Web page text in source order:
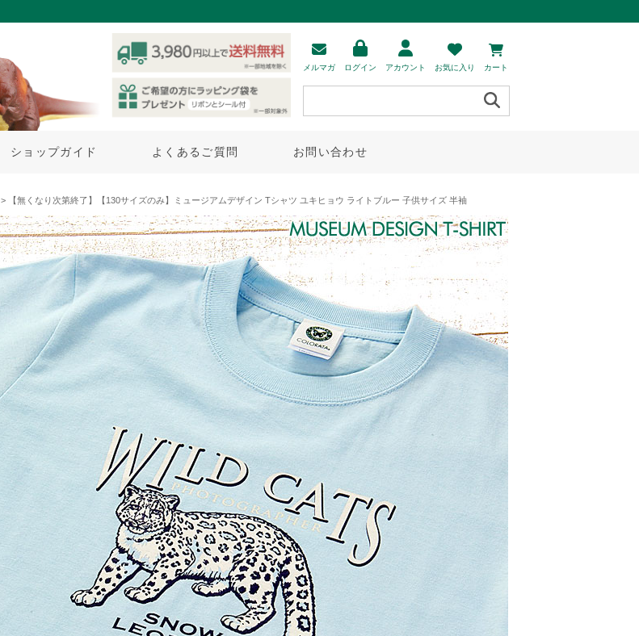
メルマガ ログイン アカウント お気に入り カート
ショップガイド よくあるご質問 お問い合わせ
> 【無くなり次第終了】【130サイズのみ】ミュージアムデザイン Tシャツ ユキヒョウ ライトブルー 子供サイズ 半袖